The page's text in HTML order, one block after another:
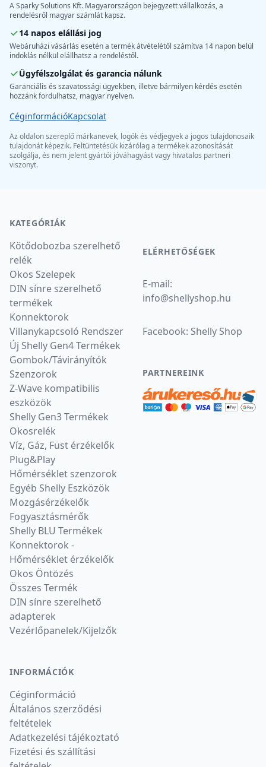
A Sparky Solutions Kft. Magyarországon bejegyzett vállalkozás, a
rendelésről magyar számlát kapsz.
14 napos elállási jog
Webáruházi vásárlás esetén a termék átvételétől számítva 14 napon belül
indoklás nélkül elállhatsz a rendeléstől.
Ügyfélszolgálat és garancia nálunk
Garanciális és szavatossági ügyekben, illetve bármilyen kérdés esetén
hozzánk fordulhatsz, magyar nyelven.
CéginformációKapcsolat
Az oldalon szereplő márkanevek, logók és védjegyek a jogos tulajdonosaik
tulajdonát képezik. Feltüntetésük kizárólag a termékek azonosítását
szolgálja, és nem jelent gyártói jóváhagyást vagy hivatalos partneri
viszonyt.
KATEGÓRIÁK
Kötődobozba szerelhető
relék
Okos Szelepek
DIN sínre szerelhető
termékek
Konnektorok
Villanykapcsoló Rendszer
Új Shelly Gen4 Termékek
Gombok/Távirányítók
Szenzorok
Z-Wave kompatibilis
eszközök
Shelly Gen3 Termékek
Okosrelék
Víz, Gáz, Füst érzékelők
Plug&Play
Hőmérséklet szenzorok
Egyéb Shelly Eszközök
Mozgásérzékelők
Fogyasztásmérők
Shelly BLU Termékek
Konnektorok -
Hőmérséklet érzékelők
Okos Öntözés
Összes Termék
DIN sínre szerelhető
adapterek
Vezérlőpanelek/Kijelzők
INFORMÁCIÓK
Céginformáció
Általános szerződési
feltételek
Adatkezelési tájékoztató
Fizetési és szállítási
ELÉRHETŐSÉGEK
E-mail:
info@shellyshop.hu
Facebook: Shelly Shop
PARTNEREINK